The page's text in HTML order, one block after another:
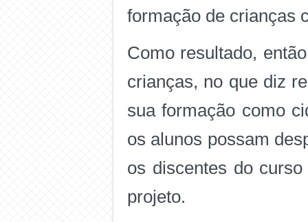
formação de crianças
Como resultado,
crianças, no que diz
sua formação como
os alunos possam
os discentes do
projeto.